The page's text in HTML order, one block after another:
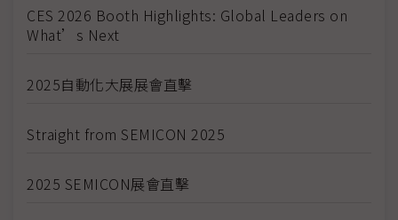
CES 2026 Booth Highlights: Global Leaders on
What’s Next
2025自動化大展展會直擊
Straight from SEMICON 2025
2025 SEMICON展會直擊